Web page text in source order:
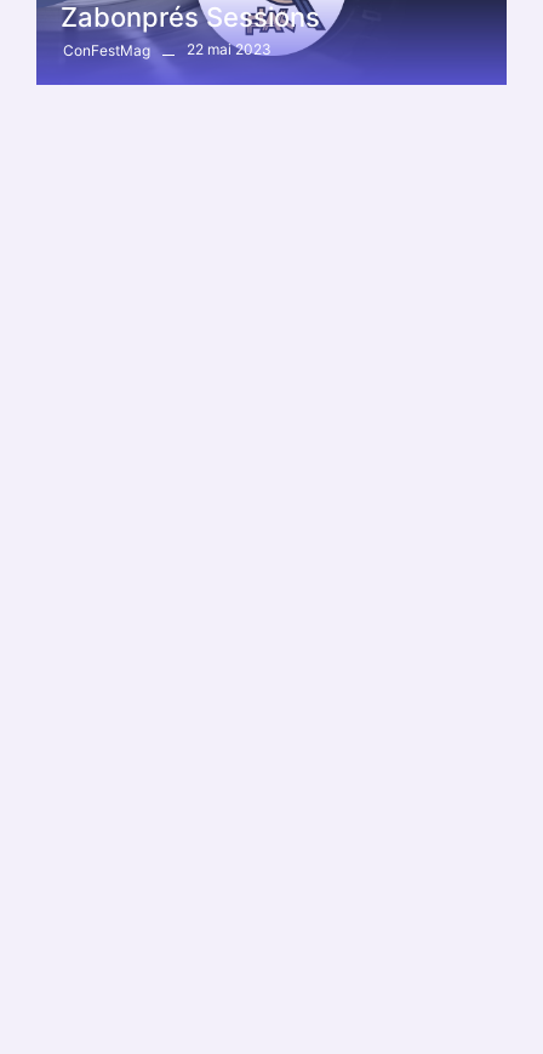
Zabonprés Sessions
ConFestMag 22 mai 2023